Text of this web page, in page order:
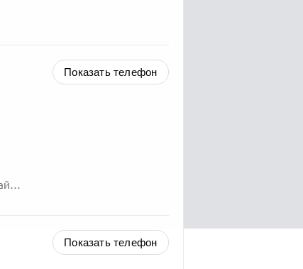
Российская Федерация, Московская область, Можайский городской округ,
Показать телефон
Показать телефон